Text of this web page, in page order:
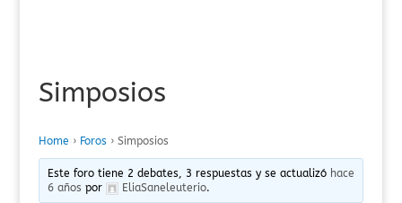
Simposios
Home › Foros › Simposios
Este foro tiene 2 debates, 3 respuestas y se actualizó hace
6 años por EliaSaneleuterio.